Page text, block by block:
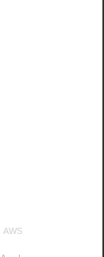
AWS